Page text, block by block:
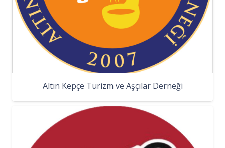
Altın Kepçe Turizm ve Aşçılar Derneği